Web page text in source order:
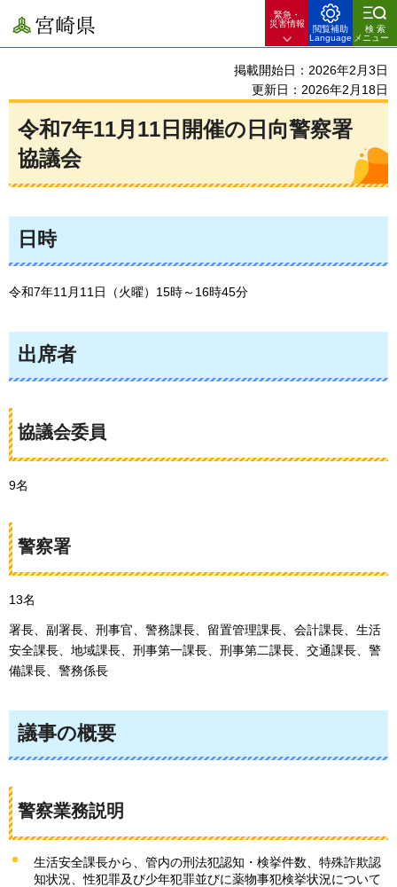
宮崎県
緊急・
災害情報
閲覧補助
Language
検索
メニュー
掲載開始日：2026年2月3日
更新日：2026年2月18日
令和7年11月11日開催の日向警察署
協議会
日時
令和7年11月11日（火曜）15時～16時45分
出席者
協議会委員
9名
警察署
13名
署長、副署長、刑事官、警務課長、留置管理課長、会計課長、生活
安全課長、地域課長、刑事第一課長、刑事第二課長、交通課長、警
備課長、警務係長
議事の概要
警察業務説明
生活安全課長から、管内の刑法犯認知・検挙件数、特殊詐欺認
知状況、性犯罪及び少年犯罪並びに薬物事犯検挙状況について